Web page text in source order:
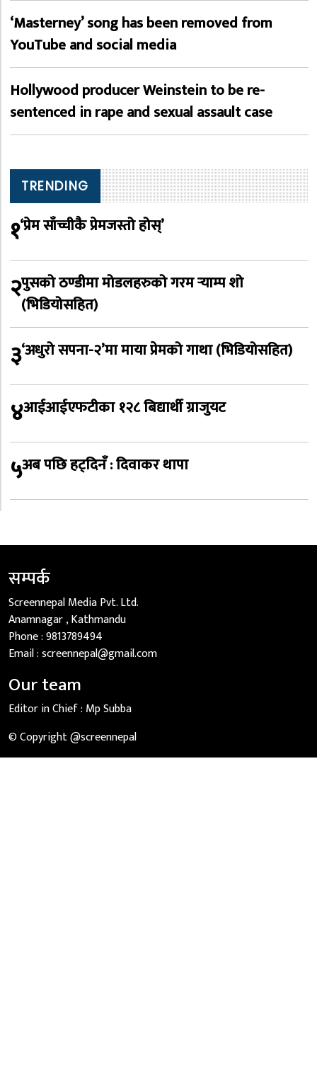
‘Masterney’ song has been removed from
YouTube and social media
Hollywood producer Weinstein to be re-
sentenced in rape and sexual assault case
TRENDING
१‘प्रेम साँच्चीकै प्रेमजस्तो होस्’
२पुसको ठण्डीमा मोडलहरुको गरम र्‍याम्प शो
(भिडियोसहित)
३‘अधुरो सपना-२’मा माया प्रेमको गाथा (भिडियोसहित)
४आईआईएफटीका १२८ बिद्यार्थी ग्राजुयट
५अब पछि हट्दिनँ : दिवाकर थापा
सम्पर्क
Screennepal Media Pvt. Ltd.
Anamnagar , Kathmandu
Phone :9813789494
Email :screennepal@gmail.com
Our team
Editor in Chief : Mp Subba
© Copyright @screennepal